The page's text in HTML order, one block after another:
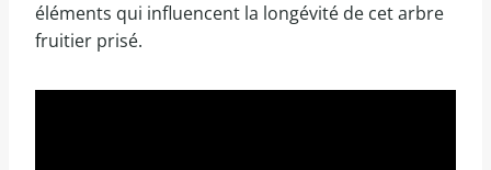
éléments qui influencent la longévité de cet arbre
fruitier prisé.